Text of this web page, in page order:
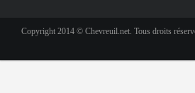
Copyright 2014 © Chevreuil.net. Tous droits